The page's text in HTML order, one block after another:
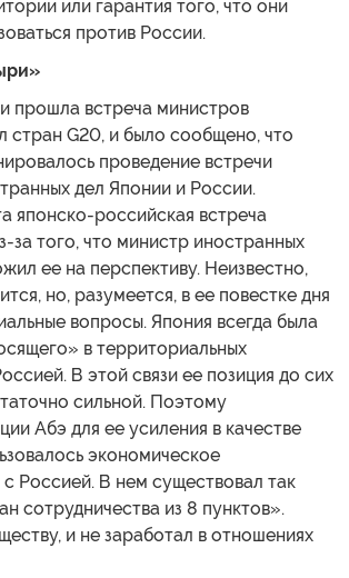
или гарантия того, что они
против России.
прошла встреча министров
стран G20, и было сообщено, что
проведение встречи
дел Японии и России.
японско-российская встреча
за того, что министр иностранных
ее на перспективу. Неизвестно,
но, разумеется, в ее повестке дня
вопросы. Япония всегда была
в территориальных
В этой связи ее позиция до сих
сильной. Поэтому
Абэ для ее усиления в качестве
экономическое
Россией. В нем существовал так
сотрудничества из 8 пунктов».
и не заработал в отношениях